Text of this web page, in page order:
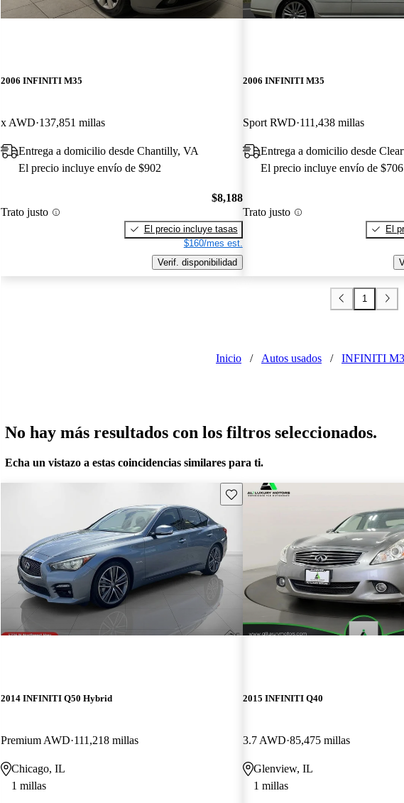
2006 INFINITI M35
x AWD 137,851 millas
Entrega a domicilio desde Chantilly, VA
El precio incluye envío de $902
Trato justo
$8,188
El precio incluye tasas
$160/mes est.
Verif. disponibilidad
2006 INFINITI M35
Sport RWD 111,438 millas
Entrega a domicilio desde
El precio incluye envío de $706
Trato justo
El
1
Inicio / Autos usados / INFINITI
No hay más resultados con los filtros seleccionados.
Echa un vistazo a estas coincidencias similares para ti.
Guarda este Aviso
2014 INFINITI Q50 Hybrid
Premium AWD 111,218 millas
Chicago, IL
1 millas
2015 INFINITI Q40
3.7 AWD 85,475 millas
Glenview, IL
1 millas